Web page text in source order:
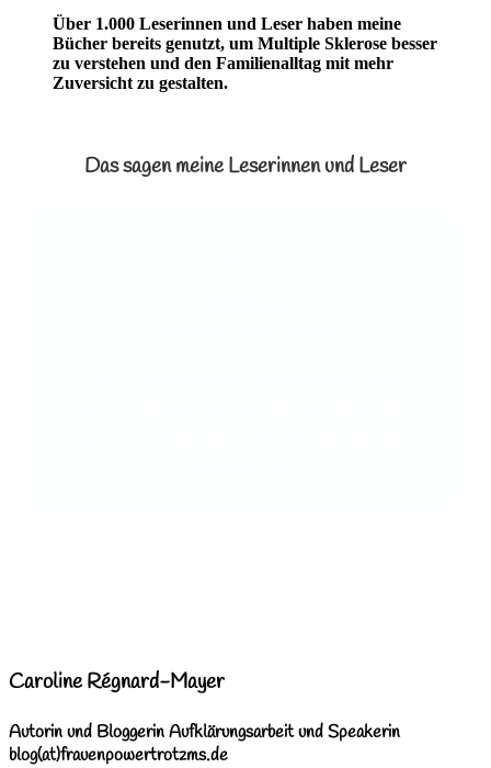
Über 1.000 Leserinnen und Leser haben meine
Bücher bereits genutzt, um Multiple Sklerose besser
zu verstehen und den Familienalltag mit mehr
Zuversicht zu gestalten.
Das sagen meine Leserinnen und Leser
Caroline Régnard-Mayer
Autorin und Bloggerin Aufklärungsarbeit und Speakerin
blog(at)frauenpowertrotzms.de